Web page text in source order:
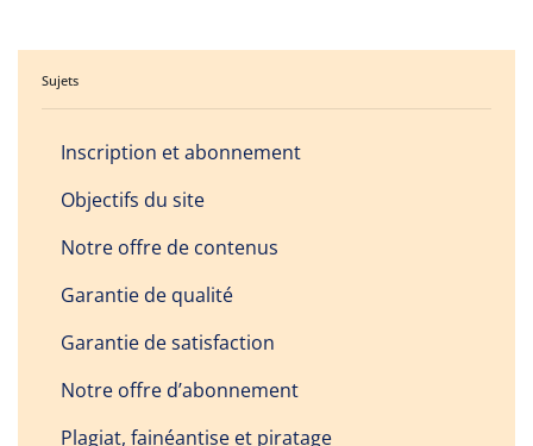
Sujets
Inscription et abonnement
Objectifs du site
Notre offre de contenus
Garantie de qualité
Garantie de satisfaction
Notre offre d’abonnement
Plagiat, fainéantise et piratage